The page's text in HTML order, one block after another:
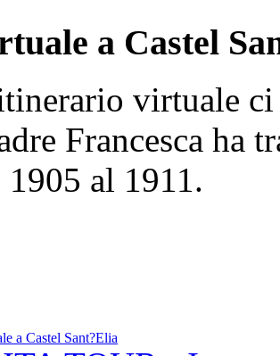
a Castel
virtuale
Francesca ha
al 1911.